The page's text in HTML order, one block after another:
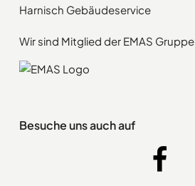
Harnisch Gebäudeservice
Wir sind Mitglied der EMAS Gruppe
Besuche uns auch auf